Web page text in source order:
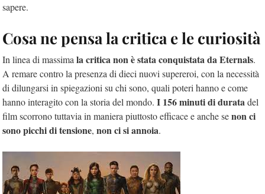
sapere.
Cosa ne pensa la critica e le curiosità
In linea di massimala critica non è stata conquistata da Eternals.
A remare contro la presenza di dieci nuovi supereroi, con la necessità
di dilungarsi in spiegazioni su chi sono, quali poteri hanno e come
hanno interagito con la storia del mondo. I 156 minuti di duratadel
film scorrono tuttavia in maniera piuttosto efficace e anche senon ci
sono picchi di tensione, non ci si annoia.